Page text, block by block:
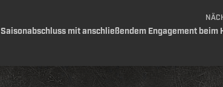
Saisonabschluss mit anschließendem Engagement beim